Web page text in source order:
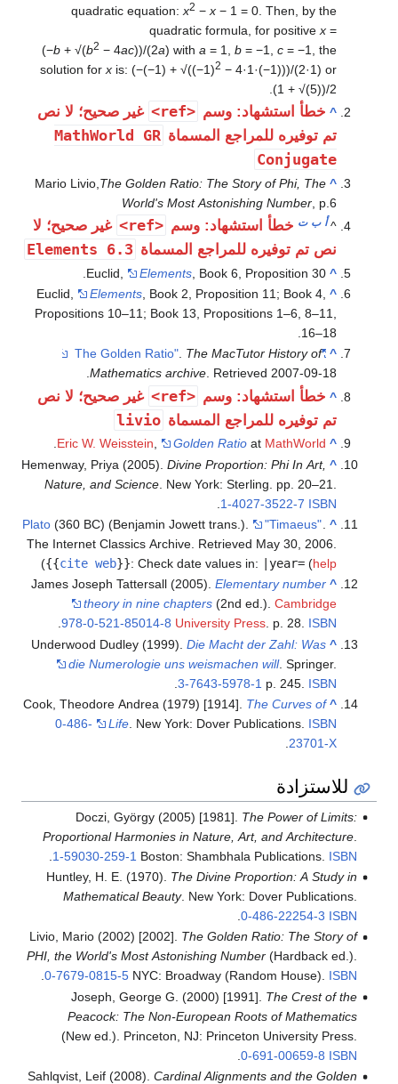
quadratic equation:x
quadratic
(−b + √(b − 4 ac))/(2a ) with
solution for xis: (−(−1) + √((−1)
وسم<ref>
غير صحيح؛ لا نص
المسماةMathWorld GR
Mario Livio,The Golden Ratio: The
World's Most
وسم<ref>
غير صحيح؛ لا
المسماةElements 6.3
Euclid, Elements , Book 6,
Euclid,
Elements, Book 2,
Propositions 10–11; Book 13,
.The
Mathematics archive
.
وسم<ref>
غير صحيح؛ لا نص
المسماةlivio
Eric W. Weisstein, Golden Ratio
.
Hemenway, Priya (2005).Divine
Nature, and Science. New York:
Plato(360 BC) (Benjamin Jowett
The Internet Classics Archive
{{cite web }}:Check date values
)
James Joseph Tattersall (2005).
theory in nine chapters
University
978-0-521-85014-8
.
Underwood Dudley (1999).Die Macht
die Numerologie uns
3-7643-
.
Cook, Theodore Andrea (1979) [1914].
Life. New York: Dover
0-486-
Doczi, György (2005) [1981].
Proportional Harmonies in Nature,
Boston:
1-59030-259-1
.
Huntley, H. E. (1970).The Divine
Mathematical Beauty. New York:
Livio, Mario (2002) [2002].The
PHI, the World's Most Astonishing
NYC: Broadway
0-7679-0815-5
.
Joseph, George G. (2000)
Peacock: The Non-European
(New ed.). Princeton, NJ:
Sahlqvist, Leif (2008).Cardinal